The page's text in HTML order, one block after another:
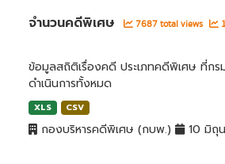
จำนวนคดีพิเศษ 7687 total views
ข้อมูลสถิติเรื่องคดี ประเภทคดีพิเศษ ที่ก
ดำเนินการทั้งหมด
XLS CSV
กองบริหารคดีพิเศษ (กบพ.) 10 มิถุ